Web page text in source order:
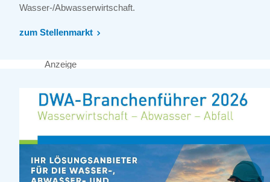
Wasser-/Abwasserwirtschaft.
zum Stellenmarkt
Anzeige